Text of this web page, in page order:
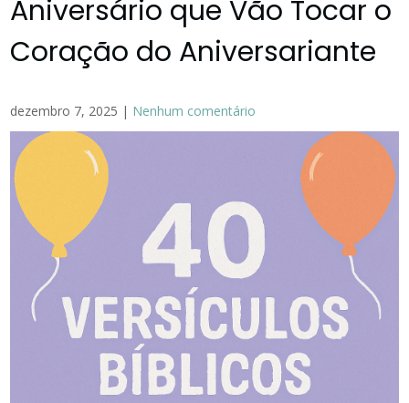
Aniversário que Vão Tocar o
Coração do Aniversariante
dezembro 7, 2025 | Nenhum comentário